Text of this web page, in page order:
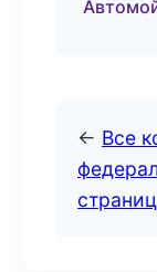
← Все